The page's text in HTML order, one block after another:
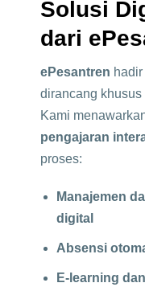
Solusi
dari
ePesantren
dirancang
Kami
pengajaran
proses:
Manajemen
digital
Absensi
E-learning